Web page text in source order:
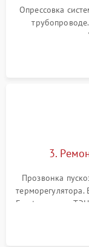
Опрессовка
продувка
3.
Прозвонка
терморегулятора.
Frost, включая
платы